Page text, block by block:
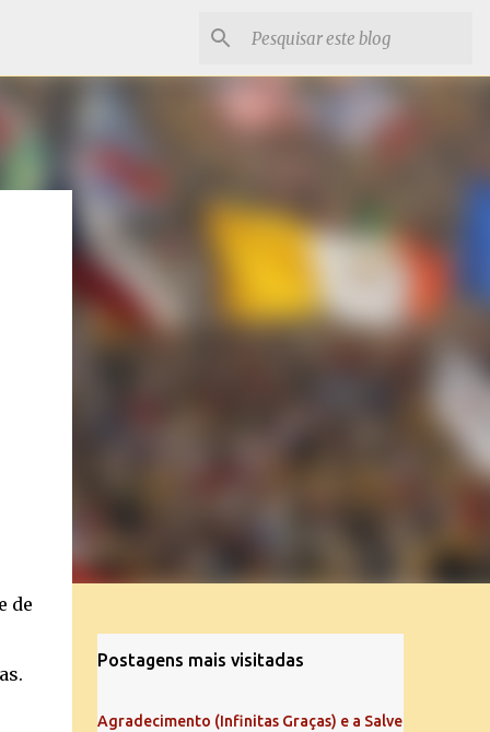
de
Postagens mais visitadas
Agradecimento (Infinitas Graças) e a Salve